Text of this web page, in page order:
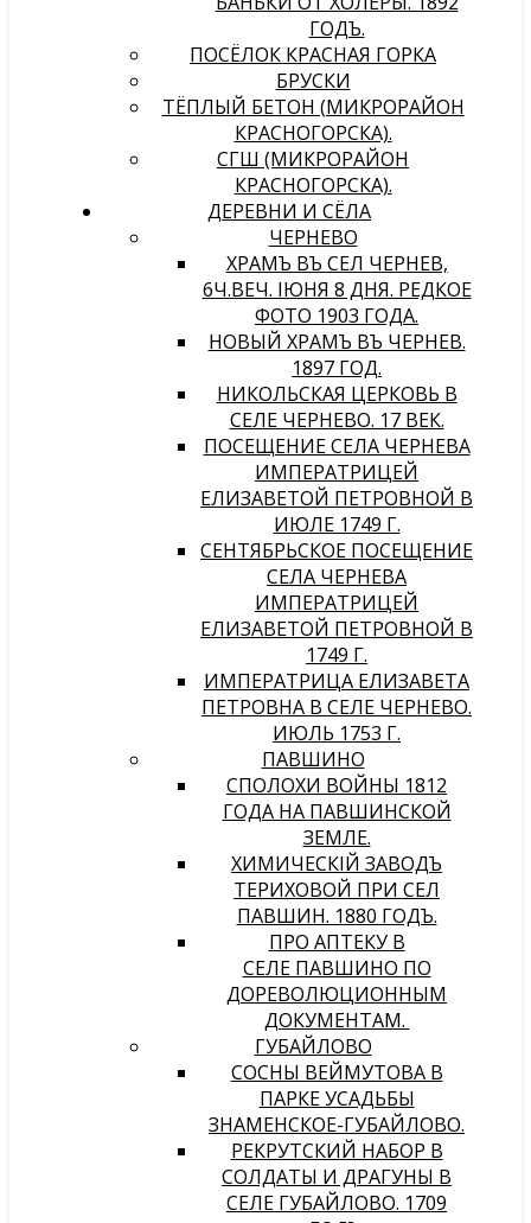
ГОДЪ.
ПОСЁЛОК КРАСНАЯ ГОРКА
БРУСКИ
ТЁПЛЫЙ БЕТОН (МИКРОРАЙОН
КРАСНОГОРСКА).
СГШ (МИКРОРАЙОН
КРАСНОГОРСКА).
ДЕРЕВНИ И СЁЛА
ЧЕРНЕВО
ХРАМЪ ВЪ СЕЛѢ ЧЕРНЕВѢ,
6Ч.ВЕЧ. IЮНЯ 8 ДНЯ. РЕДКОЕ
ФОТО 1903 ГОДА.
НОВЫЙ ХРАМЪ ВЪ ЧЕРНЕВѢ.
1897 ГОД.
НИКОЛЬСКАЯ ЦЕРКОВЬ В
СЕЛЕ ЧЕРНЕВО. 17 ВЕК.
ПОСЕЩЕНИЕ СЕЛА ЧЕРНЕВА
ИМПЕРАТРИЦЕЙ
ЕЛИЗАВЕТОЙ ПЕТРОВНОЙ В
ИЮЛЕ 1749 Г.
СЕНТЯБРЬСКОЕ ПОСЕЩЕНИЕ
СЕЛА ЧЕРНЕВА
ИМПЕРАТРИЦЕЙ
ЕЛИЗАВЕТОЙ ПЕТРОВНОЙ В
1749 Г.
ИМПЕРАТРИЦА ЕЛИЗАВЕТА
ПЕТРОВНА В СЕЛЕ ЧЕРНЕВО.
ИЮЛЬ 1753 Г.
ПАВШИНО
СПОЛОХИ ВОЙНЫ 1812
ГОДА НА ПАВШИНСКОЙ
ЗЕМЛЕ.
ХИМИЧЕСКIЙ ЗАВОДЪ
ТЕРИХОВОЙ ПРИ СЕЛѢ
ПАВШИНѢ. 1880 ГОДЪ.
ПРО АПТЕКУ В
СЕЛЕ ПАВШИНО ПО
ДОРЕВОЛЮЦИОННЫМ
ДОКУМЕНТАМ.
ГУБАЙЛОВО
СОСНЫ ВЕЙМУТОВА В
ПАРКЕ УСАДЬБЫ
ЗНАМЕНСКОЕ-ГУБАЙЛОВО.
РЕКРУТСКИЙ НАБОР В
СОЛДАТЫ И ДРАГУНЫ В
СЕЛЕ ГУБАЙЛОВО. 1709